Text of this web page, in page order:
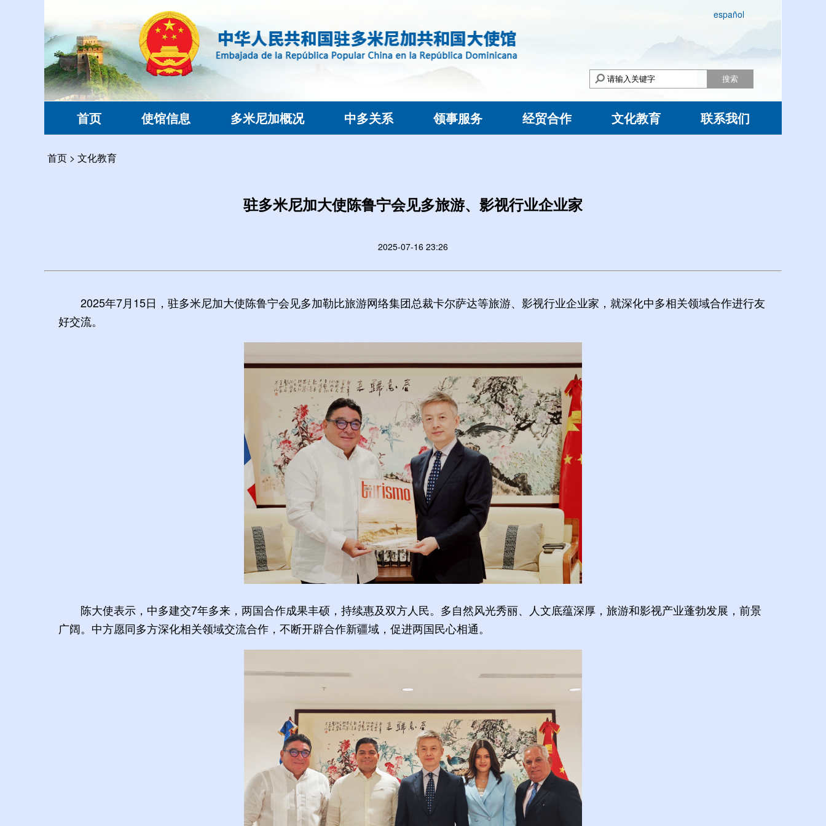
español
搜索
首页 使馆信息 多米尼加概况 中多关系 领事服务 经贸合作 文化教育 联系我们
首页 > 文化教育
驻多米尼加大使陈鲁宁会见多旅游、影视行业企业家
2025-07-16 23:26
2025年7月15日，驻多米尼加大使陈鲁宁会见多加勒比旅游网络集团总裁卡尔萨达等旅游、影视行业企业家，就深化中多相关领域合作进行友
好交流。
陈大使表示，中多建交7年多来，两国合作成果丰硕，持续惠及双方人民。多自然风光秀丽、人文底蕴深厚，旅游和影视产业蓬勃发展，前景
广阔。中方愿同多方深化相关领域交流合作，不断开辟合作新疆域，促进两国民心相通。